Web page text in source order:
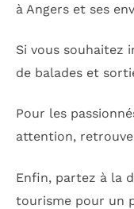
à Angers et ses
Si vous souhaitez
de balades et
Pour les
attention,
Enfin, partez à la
tourisme pour un